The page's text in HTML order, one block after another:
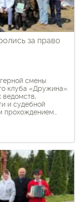
за право
смены
клуба «Дружина».
ведомств,
и судебной
прохождением
и медицинскую
местности. Все
беседами. В
[…]